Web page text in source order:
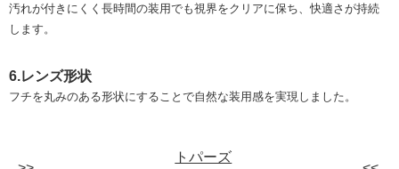
汚れが付きにくく長時間の装用でも視界をクリアに保ち、快適さが持続
します。
6.レンズ形状
フチを丸みのある形状にすることで自然な装用感を実現しました。
トパーズ